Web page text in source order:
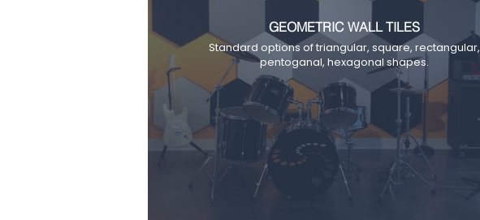
GEOMETRIC WALL TILES
Standard options of triangular, square, rectangular,
pentoganal, hexagonal shapes.